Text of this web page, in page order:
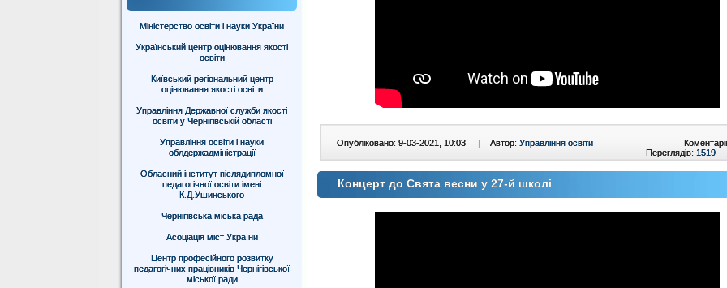
Міністерство освіти і науки України
Український центр оцінювання якості
освіти
Київський регіональний центр
оцінювання якості освіти
Управління Державної служби якості
освіти у Чернігівській області
Управління освіти і науки
облдержадміністрації
Обласний інститут післядипломної
педагогічної освіти імені
К.Д.Ушинського
Чернігівська міська рада
Асоціація міст України
Центр професійного розвитку
педагогічних працівників Чернігівської
міської ради
Опубліковано: 9-03-2021, 10:03 | Автор: Управління освіти
Переглядів: 1519
Концерт до Свята весни у 27-й школі